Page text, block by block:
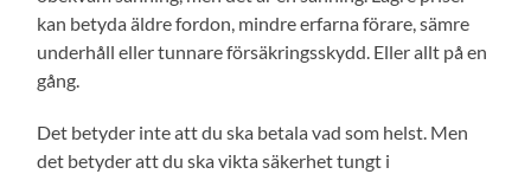
kan betyda äldre fordon, mindre erfarna förare, sämre
underhåll eller tunnare försäkringsskydd. Eller allt på en
gång.
Det betyder inte att du ska betala vad som helst. Men
det betyder att du ska vikta säkerhet tungt i